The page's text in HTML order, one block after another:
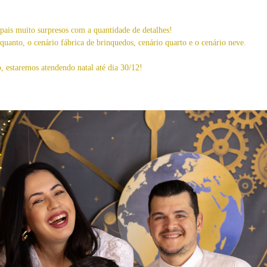
muito surpresos com a quantidade de detalhes!
o cenário fábrica de brinquedos, cenário quarto e o cenário neve.
atendendo natal até dia 30/12!